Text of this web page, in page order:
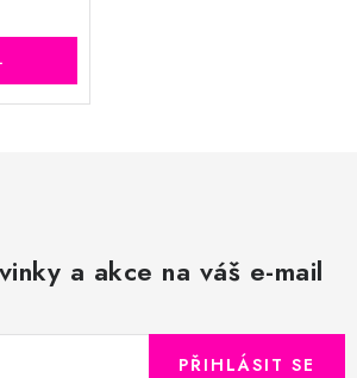
a akce na váš e-mail
PŘIHLÁSIT SE